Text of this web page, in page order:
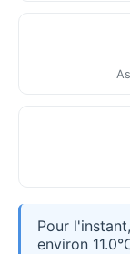
Pour
environ